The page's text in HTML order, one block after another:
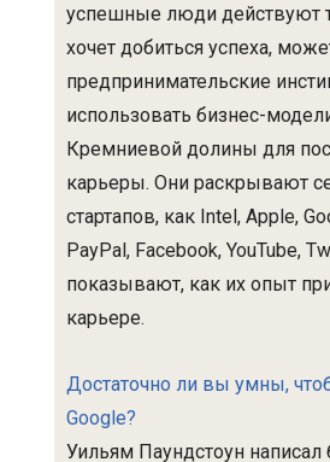
успешные люди действуют
хочет добиться успеха,
предпринимательские
использовать бизнес-
Кремниевой долины для
карьеры. Они раскрывают
стартапов, как Intel, Apple,
PayPal, Facebook, YouTube,
показывают, как их опыт
карьере.
Достаточно ли вы умны,
Google?
Уильям Паундстоун написал